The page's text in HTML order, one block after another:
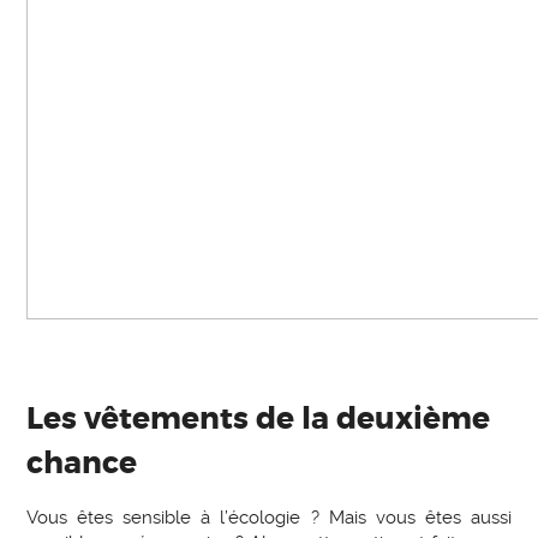
Les vêtements de la deuxième
chance
Vous êtes sensible à l’écologie ? Mais vous êtes aussi